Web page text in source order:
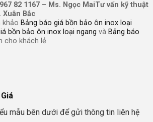
82 1167 – Ms. Ngọc MaiTư vấn kỹ thuật
Xuân Bắc
khảo Bảng báo giá bồn bảo ôn inox loại
bồn bảo ôn inox loại ngang và Bảng báo
cho khách lẻ
mẫu bên dưới để gửi thông tin liên hệ